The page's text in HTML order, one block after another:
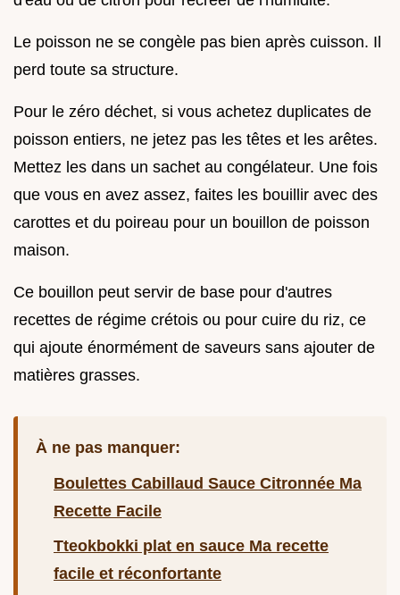
Le poisson ne se congèle pas bien après cuisson. Il
perd toute sa structure.
Pour le zéro déchet, si vous achetez duplicates de
poisson entiers, ne jetez pas les têtes et les arêtes.
Mettez les dans un sachet au congélateur. Une fois
que vous en avez assez, faites les bouillir avec des
carottes et du poireau pour un bouillon de poisson
maison.
Ce bouillon peut servir de base pour d'autres
recettes de régime crétois ou pour cuire du riz, ce
qui ajoute énormément de saveurs sans ajouter de
matières grasses.
À ne pas manquer:
Boulettes Cabillaud Sauce Citronnée Ma
Recette Facile
Tteokbokki plat en sauce Ma recette
facile et réconfortante